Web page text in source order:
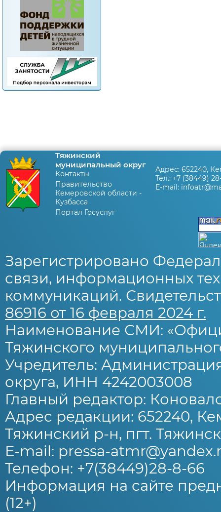
Тяжинский
муниципальный округ
Контакты
Правительство
Кемеровской области -
Кузбасса
Портал Госуслуг
Адрес: 652240,
Тел.: +7 (38449)
E-mail:
Зарегистрировано
связи, информационных
коммуникаций.
86916 от 16 февраля 2024 г.
Наименование СМИ:
Тяжинского
Учредитель:
округа, ИНН 4242003008
Главный редактор:
Адрес редакции: 652240,
Тяжинский р-н, пгт.
E-mail: pressa-
Телефон: +7(38449)28-8-66
Информация на сайте
(12+)